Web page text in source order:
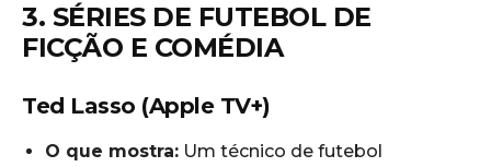
3. SÉRIES DE FUTEBOL DE
FICÇÃO E COMÉDIA
Ted Lasso (Apple TV+)
O que mostra: Um técnico de futebol